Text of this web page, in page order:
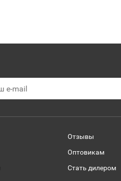
Отзывы
Оптовикам
Стать дилером